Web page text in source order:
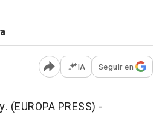
Abrir opciones para
IA Seguir en
(EUROPA PRESS) -